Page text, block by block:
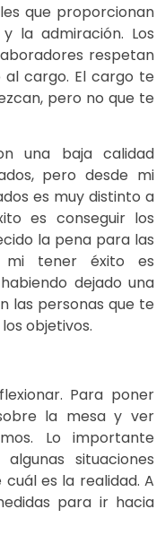
que proporcionan
la admiración. Los
respetan
cargo. El cargo te
pero no que te
una baja calidad
pero desde mi
es muy distinto a
es conseguir los
la pena para las
mi tener éxito es
dejado una
las personas que te
objetivos.
Para poner
la mesa y ver
Lo importante
situaciones
es la realidad. A
para ir hacia